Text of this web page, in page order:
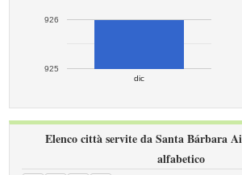
dic
925
926
Elenco città servite da Santa Bárbara
alfabetico